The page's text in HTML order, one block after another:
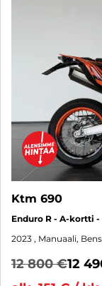
Ktm 690
Enduro R - A-kortti
2023 , Manuaali,
12 800 €12